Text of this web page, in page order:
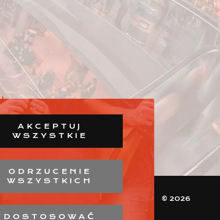
© 2026
AKCEPTUJ
WSZYSTKIE
ODRZUCENIE
WSZYSTKICH
DOSTOSOWAĆ